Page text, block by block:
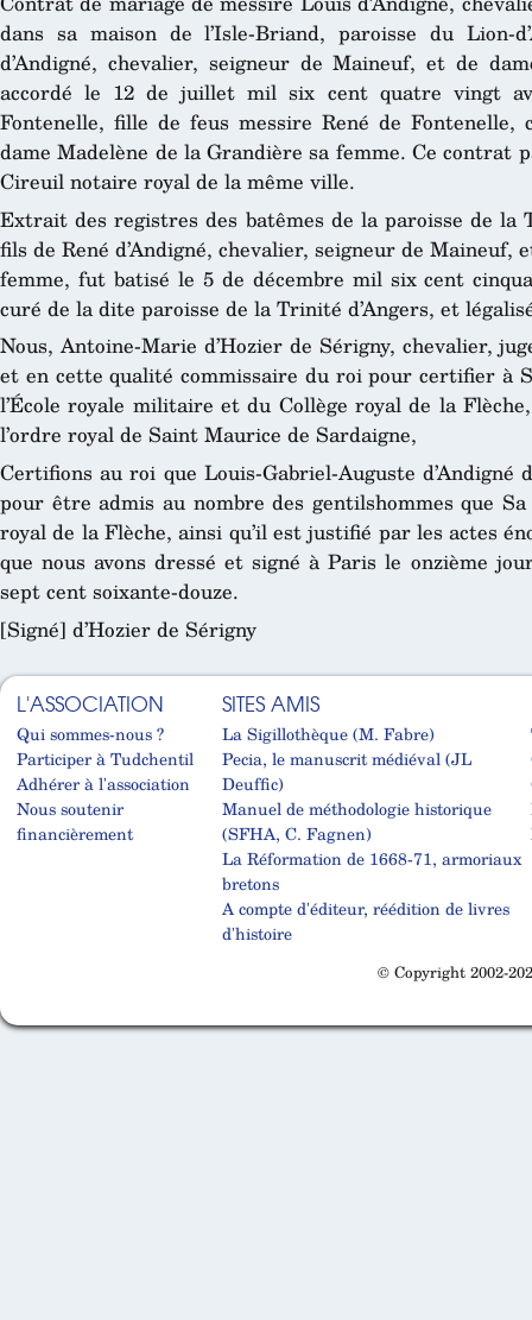
dans sa maison de l’Isle-Briand, paroisse du Lion-
d’Andigné, chevalier, seigneur de Maineuf, et de
accordé le 12 de juillet mil six cent quatre vingt
Fontenelle, fille de feus messire René de Fontenelle,
dame Madelène de la Grandière sa femme. Ce contrat
Cireuil notaire royal de la même ville.
Extrait des registres des batêmes de la paroisse de la
fils de René d’Andigné, chevalier, seigneur de
femme, fut batisé le 5 de décembre mil six cent
curé de la dite paroisse de la Trinité d’Angers, et
Nous, Antoine-Marie d’Hozier de Sérigny, chevalier,
et en cette qualité commissaire du roi pour certifier à
l’École royale militaire et du Collège royal de la
l’ordre royal de Saint Maurice de Sardaigne,
Certifions au roi que Louis-Gabriel-Auguste d’Andigné
pour être admis au nombre des gentilshommes que
royal de la Flèche, ainsi qu’il est justifié par les actes
que nous avons dressé et signé à Paris le onzième
sept cent soixante-douze.
[Signé] d’Hozier de Sérigny
L'ASSOCIATION
Qui sommes-nous ?
Participer à Tudchentil
Adhérer à l'association
Nous soutenir
financièrement
SITES AMIS
La Sigillothèque (M. Fabre)
Pecia, le manuscrit médiéval (JL
Deuffic)
Manuel de méthodologie historique
(SFHA, C. Fagnen)
La Réformation de 1668-71, armoriaux
bretons
A compte d'éditeur, réédition de livres
d'histoire
© Copyright 2002-